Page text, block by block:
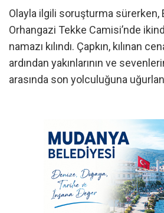
Olayla ilgili soruşturma sürerken,
Orhangazi Tekke Camisi’nde
namazı kılındı. Çapkın, kılınan
ardından yakınlarının ve
arasında son yolculuğuna